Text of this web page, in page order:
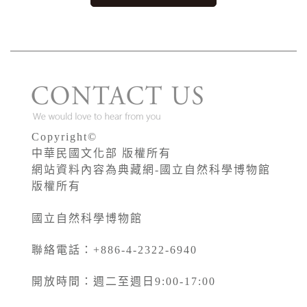
Copyright©
中華民國文化部 版權所有
網站資料內容為典藏網-國立自然科學博物館
版權所有
國立自然科學博物館
聯絡電話：+886-4-2322-6940
開放時間：週二至週日9:00-17:00